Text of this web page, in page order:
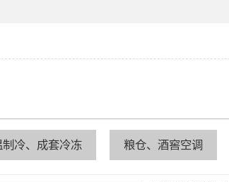
制冷、成套冷冻 粮仓、酒窖空调